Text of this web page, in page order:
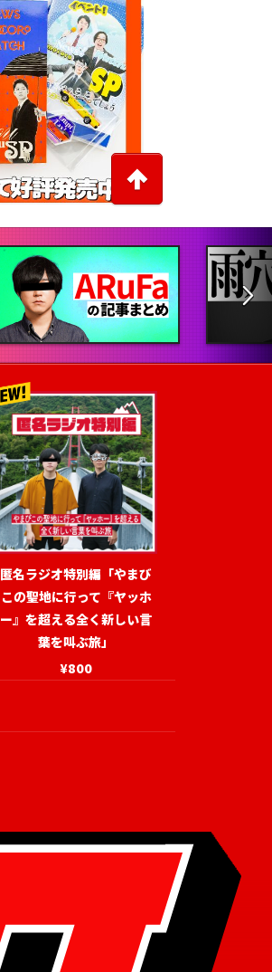
匿名ラジオ特別編「やまび
この聖地に行って『ヤッホ
ー』を超える全く新しい言
葉を叫ぶ旅」
¥800